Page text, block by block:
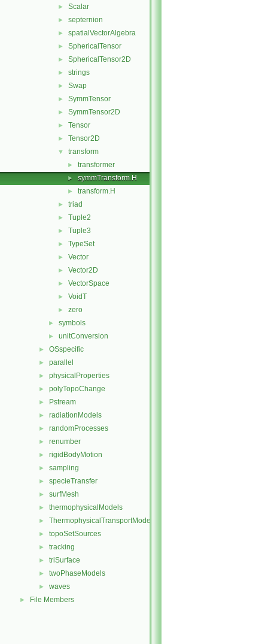
► Scalar
► septernion
► spatialVectorAlgebra
► SphericalTensor
► SphericalTensor2D
► strings
► Swap
► SymmTensor
► SymmTensor2D
► Tensor
► Tensor2D
▼ transform
► transformer
► symmTransform.H
► transform.H
► triad
► Tuple2
► Tuple3
► TypeSet
► Vector
► Vector2D
► VectorSpace
► VoidT
► zero
► symbols
► unitConversion
► OSspecific
► parallel
► physicalProperties
► polyTopoChange
► Pstream
► radiationModels
► randomProcesses
► renumber
► rigidBodyMotion
► sampling
► specieTransfer
► surfMesh
► thermophysicalModels
► ThermophysicalTransportModels
► topoSetSources
► tracking
► triSurface
► twoPhaseModels
► waves
► File Members